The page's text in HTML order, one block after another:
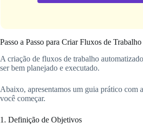
Passo a Passo para Criar Fluxos de
A criação de fluxos de trabalho
ser bem planejado e executado.
Abaixo, apresentamos um guia prático com
você começar.
1. Definição de Objetivos